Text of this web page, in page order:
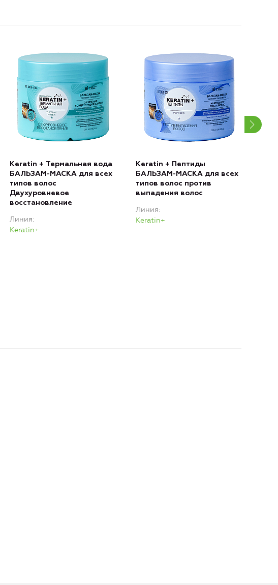
Keratin + Термальная вода
БАЛЬЗАМ-МАСКА для всех
типов волос
Двухуровневое
восстановление
Линия
Keratin+
Keratin + Пептиды
БАЛЬЗАМ-МАСКА для всех
типов волос против
выпадения волос
Линия
Keratin+